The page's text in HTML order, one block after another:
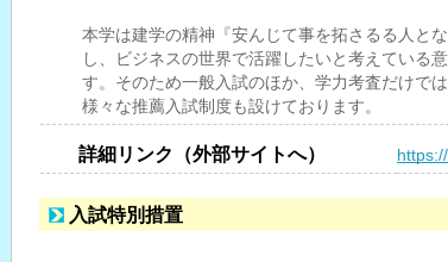
本学は建学の精神『安んじて事を拓さるる人と
し、ビジネスの世界で活躍したいと考えている
す。そのため一般入試のほか、学力考査だけで
様々な推薦入試制度も設けております。
詳細リンク（外部サイトへ）
入試特別措置